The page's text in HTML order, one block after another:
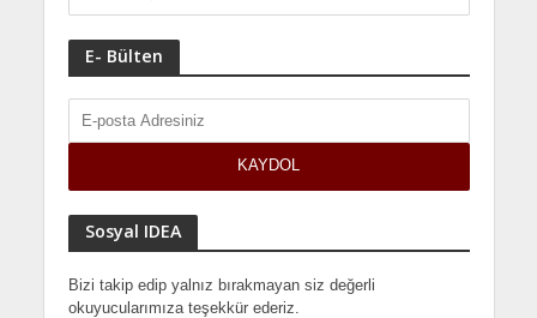
E- Bülten
Sosyal IDEA
Bizi takip edip yalnız bırakmayan siz değerli
okuyucularımıza teşekkür ederiz.